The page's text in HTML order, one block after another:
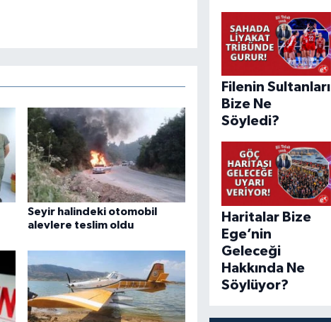
Seyir halindeki otomobil
alevlere teslim oldu
Filenin Sultanları
Bize Ne
Söyledi?
Haritalar Bize
Ege’nin
Geleceği
Hakkında Ne
Söylüyor?